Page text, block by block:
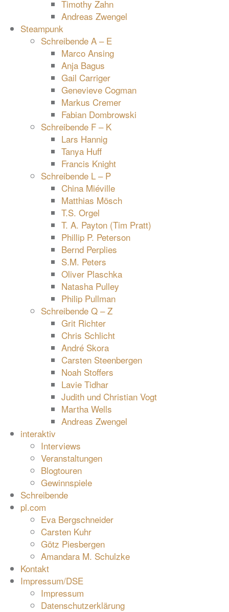
Timothy Zahn
Andreas Zwengel
Steampunk
Schreibende A – E
Marco Ansing
Anja Bagus
Gail Carriger
Genevieve Cogman
Markus Cremer
Fabian Dombrowski
Schreibende F – K
Lars Hannig
Tanya Huff
Francis Knight
Schreibende L – P
China Miéville
Matthias Mösch
T.S. Orgel
T. A. Payton (Tim Pratt)
Phillip P. Peterson
Bernd Perplies
S.M. Peters
Oliver Plaschka
Natasha Pulley
Philip Pullman
Schreibende Q – Z
Grit Richter
Chris Schlicht
André Skora
Carsten Steenbergen
Noah Stoffers
Lavie Tidhar
Judith und Christian Vogt
Martha Wells
Andreas Zwengel
interaktiv
Interviews
Veranstaltungen
Blogtouren
Gewinnspiele
Schreibende
pl.com
Eva Bergschneider
Carsten Kuhr
Götz Piesbergen
Amandara M. Schulzke
Kontakt
Impressum/DSE
Impressum
Datenschutzerklärung